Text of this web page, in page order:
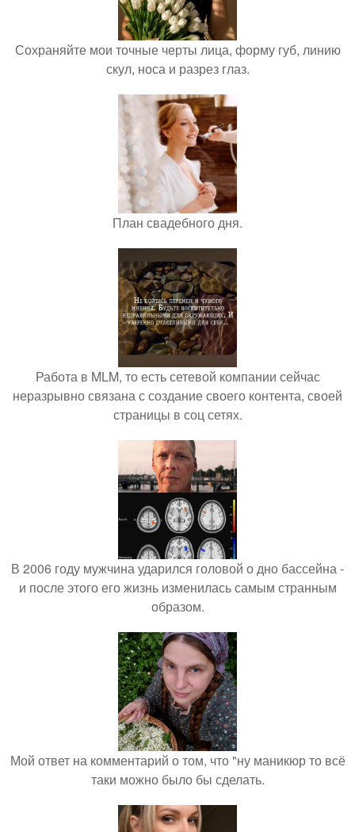
Сохраняйте мои точные черты лица, форму губ, линию
скул, носа и разрез глаз.
План свадебного дня.
Работа в MLM, то есть сетевой компании сейчас
неразрывно связана с создание своего контента, своей
страницы в соц сетях.
В 2006 году мужчина ударился головой о дно бассейна -
и после этого его жизнь изменилась самым странным
образом.
Мой ответ на комментарий о том, что "ну маникюр то всё
таки можно было бы сделать.